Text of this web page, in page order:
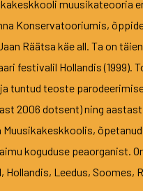
muusikateooria
Konservatooriumis,
Räätsa käe all. Ta on
festivalil Hollandis (1999).
teoste
2006 dotsent) ning
koguduse peaorganist.
Leedus, Soomes,